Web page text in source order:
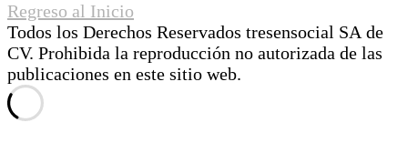
Regreso al Inicio
Todos los Derechos Reservados tresensocial SA de
CV. Prohibida la reproducción no autorizada de las
publicaciones en este sitio web.